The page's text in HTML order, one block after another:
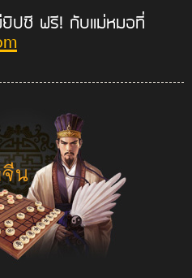
ยิปซี ฟรี! กับแม่หมอที่